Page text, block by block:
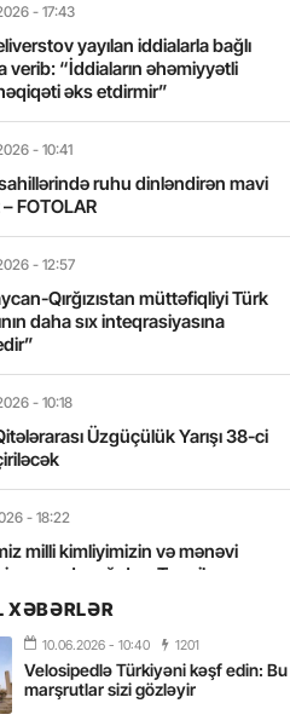
- 17:43
yayılan iddialarla bağlı
verib: “İddiaların əhəmiyyətli
əks etdirmir”
- 10:41
ruhu dinləndirən mavi
FOTOLAR
- 12:57
Qırğızıstan müttəfiqliyi Türk
daha sıx inteqrasiyasına
- 10:18
Üzgüçülük Yarışı 38-ci
- 18:22
milli kimliyimizin və mənəvi
əsas dayağıdır – Tənzilə
- 16:58
yalnız böyük liderlər dəyişir
XƏBƏRLƏR
10.06.2026 - 10:40 1201
Velosipedlə Türkiyəni kəşf edin: Bu
marşrutlar sizi gözləyir